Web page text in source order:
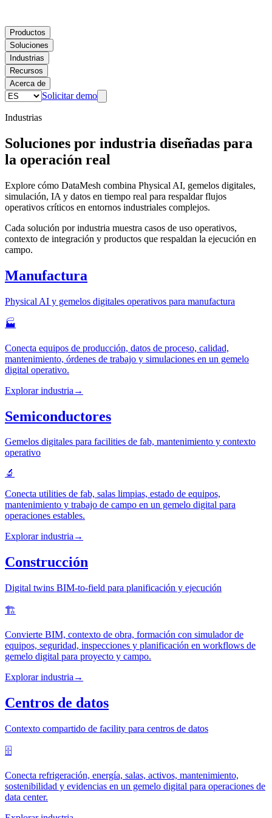
Productos
Soluciones
Industrias
Recursos
Acerca de
Solicitar demo
Industrias
Soluciones por industria diseñadas para
la operación real
Explore cómo DataMesh combina Physical AI, gemelos digitales,
simulación, IA y datos en tiempo real para respaldar flujos
operativos críticos en entornos industriales complejos.
Cada solución por industria muestra casos de uso operativos,
contexto de integración y productos que respaldan la ejecución en
campo.
Manufactura
Physical AI y gemelos digitales operativos para manufactura
🏭
Conecta equipos de producción, datos de proceso, calidad,
mantenimiento, órdenes de trabajo y simulaciones en un gemelo
digital operativo.
Explorar industria →
Semiconductores
Gemelos digitales para facilities de fab, mantenimiento y contexto
operativo
🔬
Conecta utilities de fab, salas limpias, estado de equipos,
mantenimiento y trabajo de campo en un gemelo digital para
operaciones estables.
Explorar industria→
Construcción
Digital twins BIM-to-field para planificación y ejecución
🏗️
Convierte BIM, contexto de obra, formación con simulador de
equipos, seguridad, inspecciones y planificación en workflows de
gemelo digital para proyecto y campo.
Explorar industria →
Centros de datos
Contexto compartido de facility para centros de datos
🗄️
Conecta refrigeración, energía, salas, activos, mantenimiento,
sostenibilidad y evidencias en un gemelo digital para operaciones de
data center.